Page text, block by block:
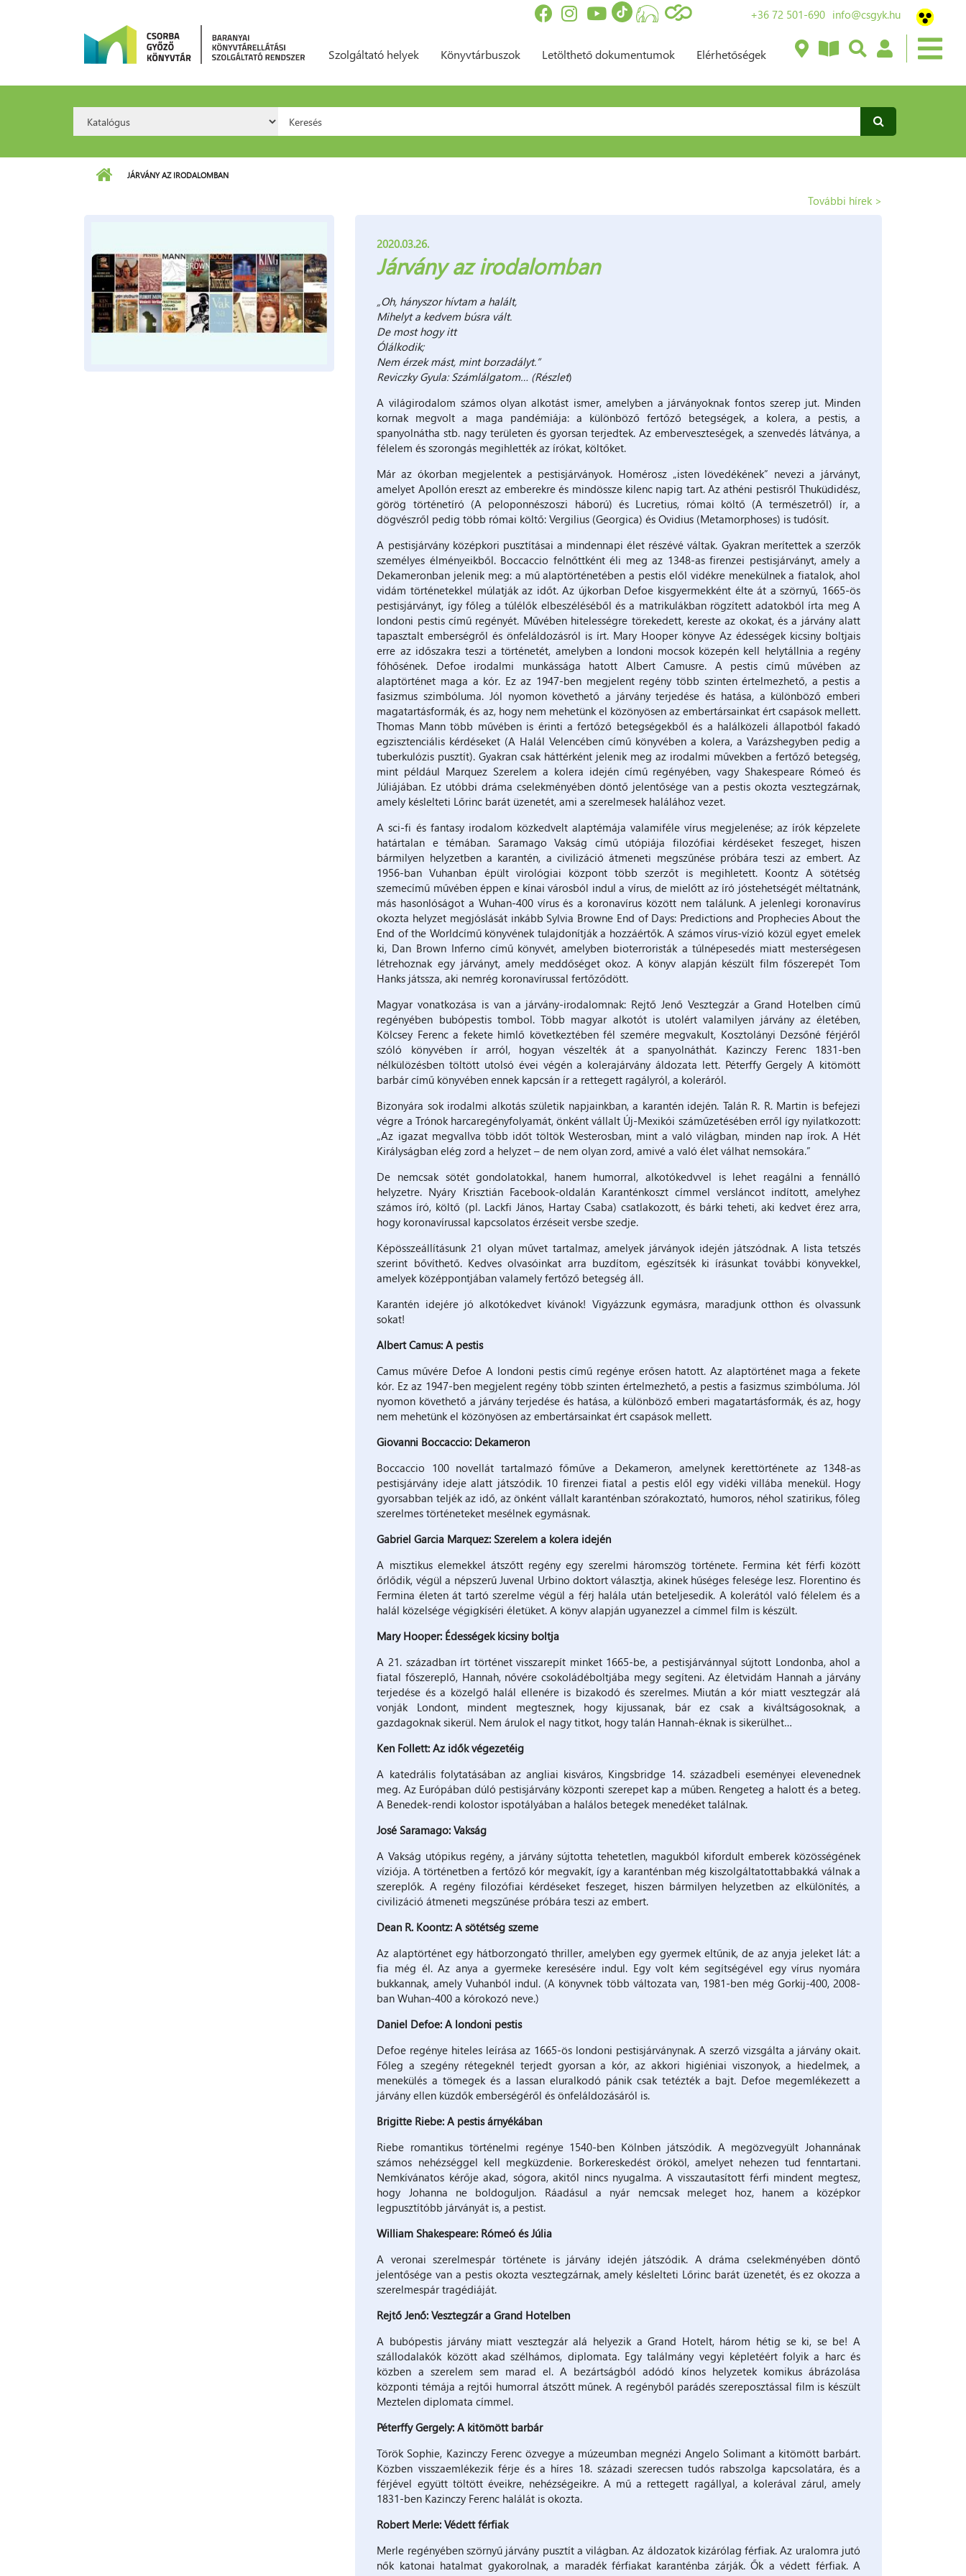
+36 72 501-690 info@csgyk.hu
Szolgáltató helyek Könyvtárbuszok Letölthető dokumentumok Elérhetőségek
Option:
Keresés űrlap
JÁRVÁNY AZ IRODALOMBAN
További hírek >
2020.03.26.
Járvány az irodalomban
„Oh, hányszor hívtam a halált,
Mihelyt a kedvem búsra vált.
De most hogy itt
Ólálkodik;
Nem érzek mást, mint borzadályt.”
Reviczky Gyula: Számlálgatom… (Részlet)
A világirodalom számos olyan alkotást ismer, amelyben a járványoknak fontos szerep jut. Minden
kornak megvolt a maga pandémiája: a különböző fertőző betegségek, a kolera, a pestis, a
spanyolnátha stb. nagy területen és gyorsan terjedtek. Az emberveszteségek, a szenvedés látványa, a
félelem és szorongás megihlették az írókat, költőket.
Már az ókorban megjelentek a pestisjárványok. Homérosz „isten lövedékének” nevezi a járványt,
amelyet Apollón ereszt az emberekre és mindössze kilenc napig tart. Az athéni pestisről Thuküdidész,
görög történetíró (A peloponnészoszi háború) és Lucretius, római költő (A természetről) ír, a
dögvészről pedig több római költő: Vergilius (Georgica) és Ovidius (Metamorphoses) is tudósít.
A pestisjárvány középkori pusztításai a mindennapi élet részévé váltak. Gyakran merítettek a szerzők
személyes élményeikből. Boccaccio felnőttként éli meg az 1348-as firenzei pestisjárványt, amely a
Dekameronban jelenik meg: a mű alaptörténetében a pestis elől vidékre menekülnek a fiatalok, ahol
vidám történetekkel múlatják az időt. Az újkorban Defoe kisgyermekként élte át a szörnyű, 1665-ös
pestisjárványt, így főleg a túlélők elbeszéléséből és a matrikulákban rögzített adatokból írta meg A
londoni pestis című regényét. Művében hitelességre törekedett, kereste az okokat, és a járvány alatt
tapasztalt emberségről és önfeláldozásról is írt. Mary Hooper könyve Az édességek kicsiny boltjais
erre az időszakra teszi a történetét, amelyben a londoni mocsok közepén kell helytállnia a regény
főhősének. Defoe irodalmi munkássága hatott Albert Camusre. A pestis című művében az
alaptörténet maga a kór. Ez az 1947-ben megjelent regény több szinten értelmezhető, a pestis a
fasizmus szimbóluma. Jól nyomon követhető a járvány terjedése és hatása, a különböző emberi
magatartásformák, és az, hogy nem mehetünk el közönyösen az embertársainkat ért csapások mellett.
Thomas Mann több művében is érinti a fertőző betegségekből és a halálközeli állapotból fakadó
egzisztenciális kérdéseket (A Halál Velencében című könyvében a kolera, a Varázshegyben pedig a
tuberkulózis pusztít). Gyakran csak háttérként jelenik meg az irodalmi művekben a fertőző betegség,
mint például Marquez Szerelem a kolera idején című regényében, vagy Shakespeare Rómeó és
Júliájában. Ez utóbbi dráma cselekményében döntő jelentősége van a pestis okozta vesztegzárnak,
amely késlelteti Lőrinc barát üzenetét, ami a szerelmesek halálához vezet.
A sci-fi és fantasy irodalom közkedvelt alaptémája valamiféle vírus megjelenése; az írók képzelete
határtalan e témában. Saramago Vakság című utópiája filozófiai kérdéseket feszeget, hiszen
bármilyen helyzetben a karantén, a civilizáció átmeneti megszűnése próbára teszi az embert. Az
1956-ban Vuhanban épült virológiai központ több szerzőt is megihletett. Koontz A sötétség
szemecímű művében éppen e kínai városból indul a vírus, de mielőtt az író jóstehetségét méltatnánk,
más hasonlóságot a Wuhan-400 vírus és a koronavírus között nem találunk. A jelenlegi koronavírus
okozta helyzet megjóslását inkább Sylvia Browne End of Days: Predictions and Prophecies About the
End of the Worldcímű könyvének tulajdonítják a hozzáértők. A számos vírus-vízió közül egyet emelek
ki, Dan Brown Inferno című könyvét, amelyben bioterroristák a túlnépesedés miatt mesterségesen
létrehoznak egy járványt, amely meddőséget okoz. A könyv alapján készült film főszerepét Tom
Hanks játssza, aki nemrég koronavírussal fertőződött.
Magyar vonatkozása is van a járvány-irodalomnak: Rejtő Jenő Vesztegzár a Grand Hotelben című
regényében bubópestis tombol. Több magyar alkotót is utolért valamilyen járvány az életében,
Kölcsey Ferenc a fekete himlő következtében fél szemére megvakult, Kosztolányi Dezsőné férjéről
szóló könyvében ír arról, hogyan vészelték át a spanyolnáthát. Kazinczy Ferenc 1831-ben
nélkülözésben töltött utolsó évei végén a kolerajárvány áldozata lett. Péterffy Gergely A kitömött
barbár című könyvében ennek kapcsán ír a rettegett ragályról, a koleráról.
Bizonyára sok irodalmi alkotás születik napjainkban, a karantén idején. Talán R. R. Martin is befejezi
végre a Trónok harcaregényfolyamát, önként vállalt Új-Mexikói száműzetésében erről így nyilatkozott:
„Az igazat megvallva több időt töltök Westerosban, mint a való világban, minden nap írok. A Hét
Királyságban elég zord a helyzet – de nem olyan zord, amivé a való élet válhat nemsokára.”
De nemcsak sötét gondolatokkal, hanem humorral, alkotókedvvel is lehet reagálni a fennálló
helyzetre. Nyáry Krisztián Facebook-oldalán Karanténkoszt címmel versláncot indított, amelyhez
számos író, költő (pl. Lackfi János, Hartay Csaba) csatlakozott, és bárki teheti, aki kedvet érez arra,
hogy koronavírussal kapcsolatos érzéseit versbe szedje.
Képösszeállításunk 21 olyan művet tartalmaz, amelyek járványok idején játszódnak. A lista tetszés
szerint bővíthető. Kedves olvasóinkat arra buzdítom, egészítsék ki írásunkat további könyvekkel,
amelyek középpontjában valamely fertőző betegség áll.
Karantén idejére jó alkotókedvet kívánok! Vigyázzunk egymásra, maradjunk otthon és olvassunk
sokat!
Albert Camus: A pestis
Camus művére Defoe A londoni pestis című regénye erősen hatott. Az alaptörténet maga a fekete
kór. Ez az 1947-ben megjelent regény több szinten értelmezhető, a pestis a fasizmus szimbóluma. Jól
nyomon követhető a járvány terjedése és hatása, a különböző emberi magatartásformák, és az, hogy
nem mehetünk el közönyösen az embertársainkat ért csapások mellett.
Giovanni Boccaccio: Dekameron
Boccaccio 100 novellát tartalmazó főműve a Dekameron, amelynek kerettörténete az 1348-as
pestisjárvány ideje alatt játszódik. 10 firenzei fiatal a pestis elől egy vidéki villába menekül. Hogy
gyorsabban teljék az idő, az önként vállalt karanténban szórakoztató, humoros, néhol szatirikus, főleg
szerelmes történeteket mesélnek egymásnak.
Gabriel Garcia Marquez: Szerelem a kolera idején
A misztikus elemekkel átszőtt regény egy szerelmi háromszög története. Fermina két férfi között
őrlődik, végül a népszerű Juvenal Urbino doktort választja, akinek hűséges felesége lesz. Florentino és
Fermina életen át tartó szerelme végül a férj halála után beteljesedik. A kolerától való félelem és a
halál közelsége végigkíséri életüket. A könyv alapján ugyanezzel a címmel film is készült.
Mary Hooper: Édességek kicsiny boltja
A 21. században írt történet visszarepít minket 1665-be, a pestisjárvánnyal sújtott Londonba, ahol a
fiatal főszereplő, Hannah, nővére csokoládéboltjába megy segíteni. Az életvidám Hannah a járvány
terjedése és a közelgő halál ellenére is bizakodó és szerelmes. Miután a kór miatt vesztegzár alá
vonják Londont, mindent megtesznek, hogy kijussanak, bár ez csak a kiváltságosoknak, a
gazdagoknak sikerül. Nem árulok el nagy titkot, hogy talán Hannah-éknak is sikerülhet…
Ken Follett: Az idők végezetéig
A katedrális folytatásában az angliai kisváros, Kingsbridge 14. századbeli eseményei elevenednek
meg. Az Európában dúló pestisjárvány központi szerepet kap a műben. Rengeteg a halott és a beteg.
A Benedek-rendi kolostor ispotályában a halálos betegek menedéket találnak.
José Saramago: Vakság
A Vakság utópikus regény, a járvány sújtotta tehetetlen, magukból kifordult emberek közösségének
víziója. A történetben a fertőző kór megvakít, így a karanténban még kiszolgáltatottabbakká válnak a
szereplők. A regény filozófiai kérdéseket feszeget, hiszen bármilyen helyzetben az elkülönítés, a
civilizáció átmeneti megszűnése próbára teszi az embert.
Dean R. Koontz: A sötétség szeme
Az alaptörténet egy hátborzongató thriller, amelyben egy gyermek eltűnik, de az anyja jeleket lát: a
fia még él. Az anya a gyermeke keresésére indul. Egy volt kém segítségével egy vírus nyomára
bukkannak, amely Vuhanból indul. (A könyvnek több változata van, 1981-ben még Gorkij-400, 2008-
ban Wuhan-400 a kórokozó neve.)
Daniel Defoe: A londoni pestis
Defoe regénye hiteles leírása az 1665-ös londoni pestisjárványnak. A szerző vizsgálta a járvány okait.
Főleg a szegény rétegeknél terjedt gyorsan a kór, az akkori higiéniai viszonyok, a hiedelmek, a
menekülés a tömegek és a lassan eluralkodó pánik csak tetézték a bajt. Defoe megemlékezett a
járvány ellen küzdők emberségéről és önfeláldozásáról is.
Brigitte Riebe: A pestis árnyékában
Riebe romantikus történelmi regénye 1540-ben Kölnben játszódik. A megözvegyült Johannának
számos nehézséggel kell megküzdenie. Borkereskedést örököl, amelyet nehezen tud fenntartani.
Nemkívánatos kérője akad, sógora, akitől nincs nyugalma. A visszautasított férfi mindent megtesz,
hogy Johanna ne boldoguljon. Ráadásul a nyár nemcsak meleget hoz, hanem a középkor
legpusztítóbb járványát is, a pestist.
William Shakespeare: Rómeó és Júlia
A veronai szerelmespár története is járvány idején játszódik. A dráma cselekményében döntő
jelentősége van a pestis okozta vesztegzárnak, amely késlelteti Lőrinc barát üzenetét, és ez okozza a
szerelmespár tragédiáját.
Rejtő Jenő: Vesztegzár a Grand Hotelben
A bubópestis járvány miatt vesztegzár alá helyezik a Grand Hotelt, három hétig se ki, se be! A
szállodalakók között akad szélhámos, diplomata. Egy találmány vegyi képletéért folyik a harc és
közben a szerelem sem marad el. A bezártságból adódó kínos helyzetek komikus ábrázolása
központi témája a rejtői humorral átszőtt műnek. A regényből parádés szereposztással film is készült
Meztelen diplomata címmel.
Péterffy Gergely: A kitömött barbár
Török Sophie, Kazinczy Ferenc özvegye a múzeumban megnézi Angelo Solimant a kitömött barbárt.
Közben visszaemlékezik férje és a híres 18. századi szerecsen tudós rabszolga kapcsolatára, és a
férjével együtt töltött éveikre, nehézségeikre. A mű a rettegett ragállyal, a kolerával zárul, amely
1831-ben Kazinczy Ferenc halálát is okozta.
Robert Merle: Védett férfiak
Merle regényében szörnyű járvány pusztít a világban. Az áldozatok kizárólag férfiak. Az uralomra jutó
nők katonai hatalmat gyakorolnak, a maradék férfiakat karanténba zárják. Ők a védett férfiak. A